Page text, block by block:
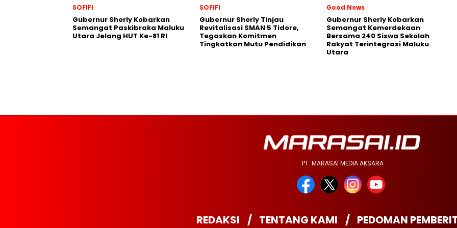
SOFIFI
Gubernur Sherly Kobarkan
Semangat Paskibraka Maluku
Utara Jelang HUT Ke-81 RI
SOFIFI
Gubernur Sherly Tinjau
Revitalisasi SMAN 5 Tidore,
Tegaskan Komitmen
Tingkatkan Mutu Pendidikan
Good News
Gubernur Sherly Kobarkan
Semangat Kemerdekaan
Bersama 240 Siswa Sekolah
Rakyat Terintegrasi Maluku
Utara
PT. MARASAI MEDIA AKSARA
REDAKSI TENTANG KAMI PEDOMAN